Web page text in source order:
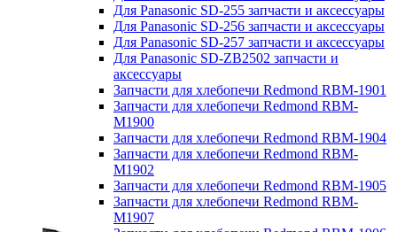
Для Panasonic SD-255 запчасти и аксессуары
Для Panasonic SD-256 запчасти и аксессуары
Для Panasonic SD-257 запчасти и аксессуары
Для Panasonic SD-ZB2502 запчасти и
аксессуары
Запчасти для хлебопечи Redmond RBM-1901
Запчасти для хлебопечи Redmond RBM-
M1900
Запчасти для хлебопечи Redmond RBM-1904
Запчасти для хлебопечи Redmond RBM-
M1902
Запчасти для хлебопечи Redmond RBM-1905
Запчасти для хлебопечи Redmond RBM-
M1907